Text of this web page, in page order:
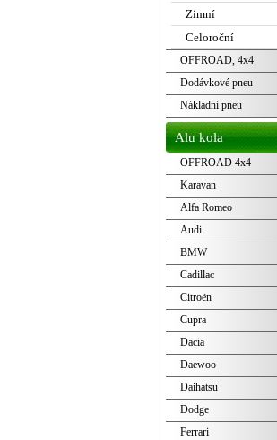
Zimní
Celoroční
OFFROAD, 4x4
Dodávkové pneu
Nákladní pneu
Alu kola
OFFROAD 4x4
Karavan
Alfa Romeo
Audi
BMW
Cadillac
Citroën
Cupra
Dacia
Daewoo
Daihatsu
Dodge
Ferrari